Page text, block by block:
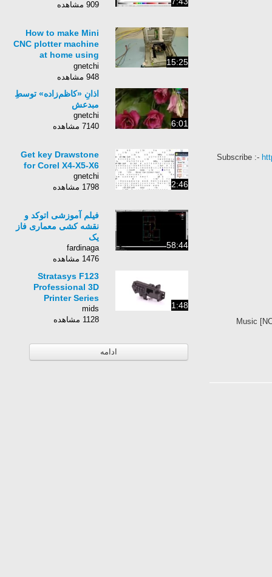
909 مشاهده
15:25
How to make Mini
CNC plotter machine
at home using
Arduino, L293d Motor
shield & old DVD
drive
gnetchi
948 مشاهده
6:01
اذانِ «کاظم‌زاده» توسطِ
مبدعش
gnetchi
7140 مشاهده
2:46
Get key Drawstone
for Corel X4-X5-X6
gnetchi
1798 مشاهده
58:44
فیلم آموزشی اتوکد و
نقشه کشی معماری فاز
یک
fardinaga
1476 مشاهده
1:48
Stratasys F123
Professional 3D
Printer Series
mids
1128 مشاهده
ادامه